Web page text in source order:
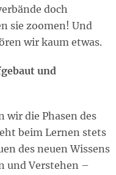
doch
sie zoomen! Und
wir kaum etwas.
und
wir die Phasen des
beim Lernen stets
des neuen Wissens
und Verstehen –